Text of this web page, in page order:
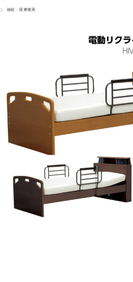
福祉・医療家具